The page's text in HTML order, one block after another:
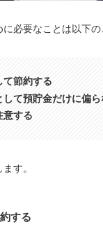
必要なことは以下の
て節約する
して預貯金だけに偏ら
意する
す。
する